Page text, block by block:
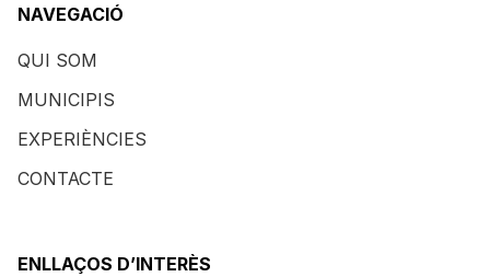
NAVEGACIÓ
QUI SOM
MUNICIPIS
EXPERIÈNCIES
CONTACTE
ENLLAÇOS D’INTERÈS